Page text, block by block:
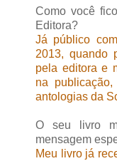
Como você
Editora?
Já público
2013, quando
pela editora e
na
antologias da
O seu livro
mensagem
Meu livro já